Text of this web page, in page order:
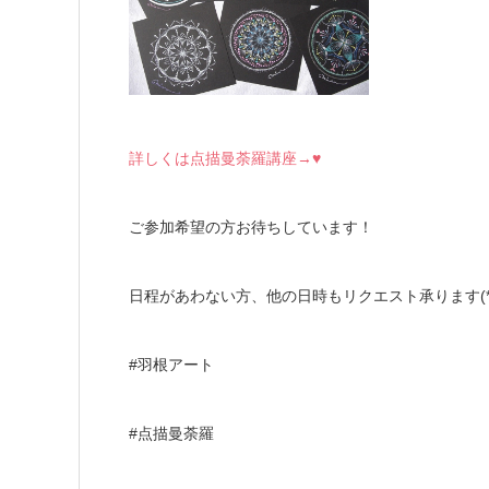
詳しくは点描曼荼羅講座→♥
ご参加希望の方お待ちしています！
日程があわない方、他の日時もリクエスト承ります
#羽根アート
#点描曼荼羅